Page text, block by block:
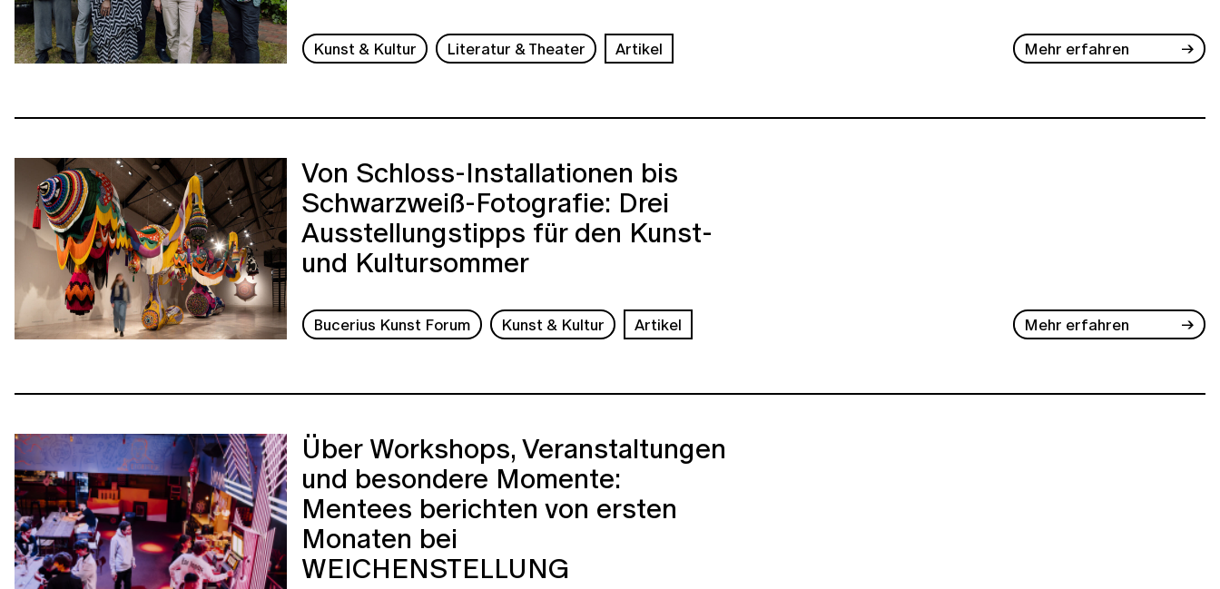
Kunst & Kultur Literatur & Theater Artikel Mehr erfahren
Von Schloss-Installationen bis
Schwarzweiß-Fotografie: Drei
Ausstellungstipps für den Kunst-
und Kultursommer
Bucerius Kunst Forum Kunst & Kultur Artikel Mehr erfahren
Über Workshops, Veranstaltungen
und besondere Momente:
Mentees berichten von ersten
Monaten bei
WEICHENSTELLUNG